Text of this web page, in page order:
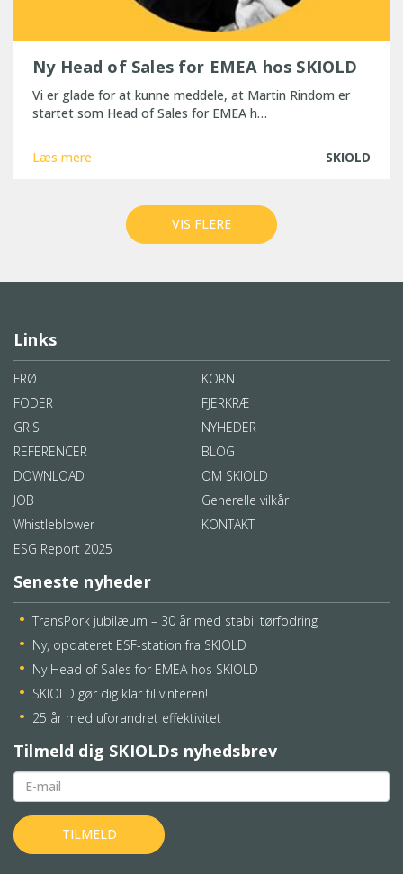
Ny Head of Sales for EMEA hos SKIOLD
Vi er glade for at kunne meddele, at Martin Rindom er
startet som Head of Sales for EMEA h…
Læs mere SKIOLD
VIS FLERE
Links
FRØ
KORN
FODER
FJERKRÆ
GRIS
NYHEDER
REFERENCER
BLOG
DOWNLOAD
OM SKIOLD
JOB
Generelle vilkår
Whistleblower
KONTAKT
ESG Report 2025
Seneste nyheder
TransPork jubilæum – 30 år med stabil tørfodring
Ny, opdateret ESF-station fra SKIOLD
Ny Head of Sales for EMEA hos SKIOLD
SKIOLD gør dig klar til vinteren!
25 år med uforandret effektivitet
Tilmeld dig SKIOLDs nyhedsbrev